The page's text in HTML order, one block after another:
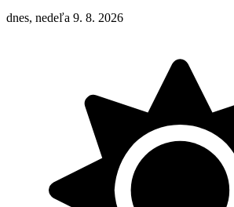
dnes, nedeľa 9. 8. 2026